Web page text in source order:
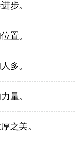
步。
置。
多。
量。
之美。